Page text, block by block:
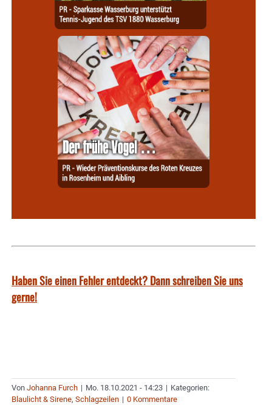
Haben Sie einen Fehler entdeckt? Dann schreiben Sie uns
gerne!
Von Johanna Furch | Mo. 18.10.2021 - 14:23 | Kategorien:
Blaulicht & Sirene, Schlagzeilen | 0 Kommentare